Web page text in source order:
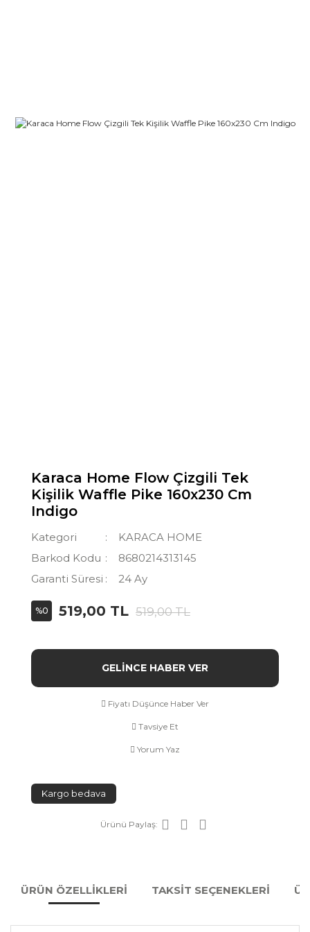
Karaca Home Flow Çizgili Tek
Kişilik Waffle Pike 160x230 Cm
Indigo
Kategori
KARACA HOME
Barkod Kodu
8680214313145
Garanti Süresi
24 Ay
%0 519,00 TL 519,00 TL
GELİNCE HABER VER
Fiyatı Düşünce Haber Ver
Tavsiye Et
Yorum Yaz
Kargo bedava
Ürünü Paylaş:
ÜRÜN ÖZELLİKLERİ TAKSİT SEÇENEKLERİ